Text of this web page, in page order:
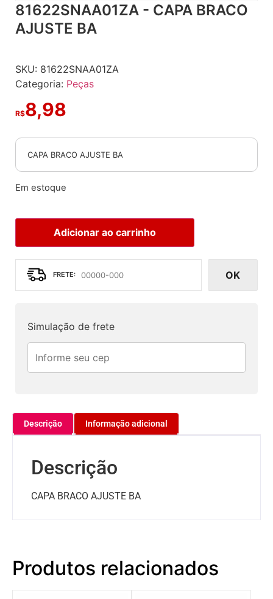
81622SNAA01ZA - CAPA BRACO
AJUSTE BA
SKU: 81622SNAA01ZA
Categoria: Peças
R$8,98
CAPA BRACO AJUSTE BA
Em estoque
Adicionar ao carrinho
OK
Simulação de frete
Descrição Informação adicional
Descrição
CAPA BRACO AJUSTE BA
Produtos relacionados